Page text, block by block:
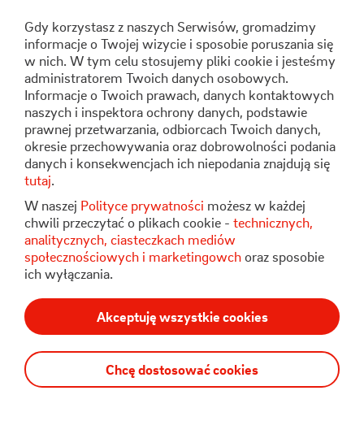
operator@stoen.pl
Formularz kontaktowy
Stoen Operator Sp. z o.o.
ul. Pory 80
02-757 Warszawa
Polityka Prywatności RODO
Regulamin Serwisu
Bezpieczeństwo
© Stoen Operator 2025
Gdy korzystasz z naszych Serwisów, gromadzimy
informacje o Twojej wizycie i sposobie poruszania się
w nich. W tym celu stosujemy pliki cookie i jesteśmy
administratorem Twoich danych osobowych.
Informacje o Twoich prawach, danych kontaktowych
naszych i inspektora ochrony danych, podstawie
prawnej przetwarzania, odbiorcach Twoich danych,
okresie przechowywania oraz dobrowolności podania
danych i konsekwencjach ich niepodania znajdują się
tutaj.
W naszej Polityce prywatności możesz w każdej
chwili przeczytać o plikach cookie - technicznych,
analitycznych, ciasteczkach mediów
społecznościowych i marketingowchoraz sposobie
ich wyłączania.
Akceptuję wszystkie cookies
Chcę dostosować cookies